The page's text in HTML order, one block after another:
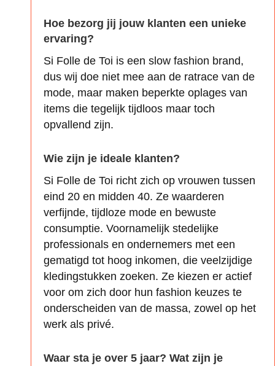
Hoe bezorg jij jouw klanten een unieke
ervaring?
Si Folle de Toi is een slow fashion brand,
dus wij doe niet mee aan de ratrace van de
mode, maar maken beperkte oplages van
items die tegelijk tijdloos maar toch
opvallend zijn.
Wie zijn je ideale klanten?
Si Folle de Toi richt zich op vrouwen tussen
eind 20 en midden 40. Ze waarderen
verfijnde, tijdloze mode en bewuste
consumptie. Voornamelijk stedelijke
professionals en ondernemers met een
gematigd tot hoog inkomen, die veelzijdige
kledingstukken zoeken. Ze kiezen er actief
voor om zich door hun fashion keuzes te
onderscheiden van de massa, zowel op het
werk als privé.
Waar sta je over 5 jaar? Wat zijn je